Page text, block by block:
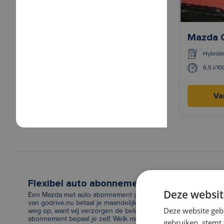
Mazda
Hybride
6,5 l/
Flexibel auto abonnement voor Mazda
Een Mazda met auto abonnement geeft jou de ultieme
van godrive.nu betaal je maandelijks een vast bedrag voor
weg op, want wij verzorgen de belasting en verzekeringen.
abonnement bepaal je zelf. Welk model ga jij de komende
Deze
Deze website